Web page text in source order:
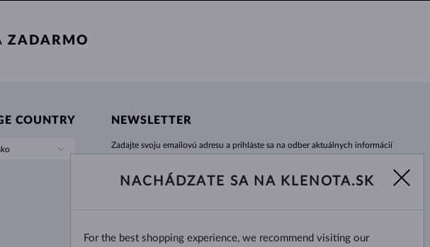
ZADARMO
COUNTRY NEWSLETTER
Zadajte svoju emailovú adresu a prihláste sa na odber aktuálnych informácií
Žiadna novinka, akcia či zľava Vám už neunikne!
Áno, chcem dostávať zaujímavé novinky na e-mail.
NACHÁDZATE SA NA KLENOTA.SK
For the best shopping experience, we recommend visiting our